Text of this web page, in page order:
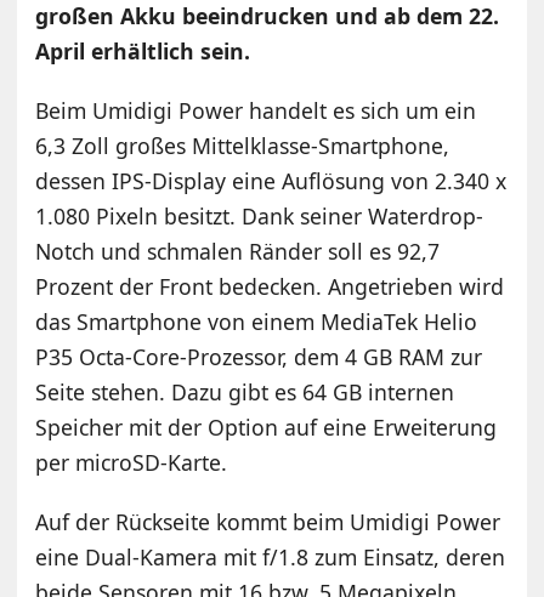
großen Akku beeindrucken und ab dem 22.
April erhältlich sein.
Beim Umidigi Power handelt es sich um ein
6,3 Zoll großes Mittelklasse-Smartphone,
dessen IPS-Display eine Auflösung von 2.340 x
1.080 Pixeln besitzt. Dank seiner Waterdrop-
Notch und schmalen Ränder soll es 92,7
Prozent der Front bedecken. Angetrieben wird
das Smartphone von einem MediaTek Helio
P35 Octa-Core-Prozessor, dem 4 GB RAM zur
Seite stehen. Dazu gibt es 64 GB internen
Speicher mit der Option auf eine Erweiterung
per microSD-Karte.
Auf der Rückseite kommt beim Umidigi Power
eine Dual-Kamera mit f/1.8 zum Einsatz, deren